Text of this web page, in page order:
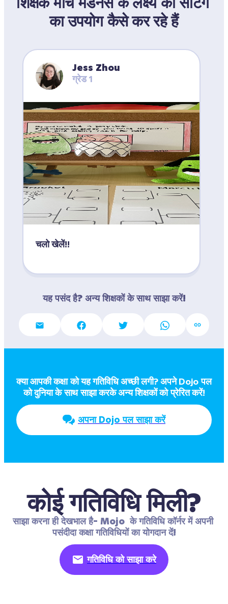
का उपयोग कैसे कर रहे हैं
Jess Zhou
ग्रेड 1
चलो खेलें!!
यह पसंद है? अन्य शिक्षकों के साथ साझा करें!
क्या आपकी कक्षा को यह गतिविधि अच्छी लगी? अपने Dojo पल
को दुनिया के साथ साझा करके अन्य शिक्षकों को प्रेरित करें!
अपना Dojo पल साझा करें
कोई गतिविधि मिली?
साझा करना ही देखभाल है- Mojo  के गतिविधि कॉर्नर में अपनी
पसंदीदा कक्षा गतिविधियों का योगदान दें!
गतिविधि को साझा करे